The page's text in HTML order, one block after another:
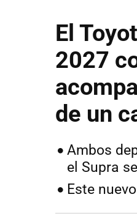
El
2027
de un
Ambos
el Supra
Este